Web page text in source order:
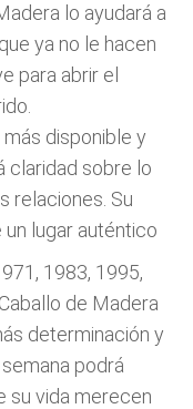
lo ayudará a
ya no le hacen
para abrir el
disponible y
claridad sobre lo
relaciones. Su
lugar auténtico
1983, 1995,
de Madera
determinación y
podrá
su vida merecen